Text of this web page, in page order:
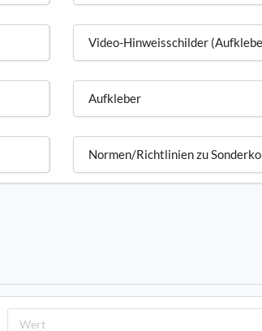
Video-Hinweisschilder
Aufkleber
Normen/Richtlinien zu